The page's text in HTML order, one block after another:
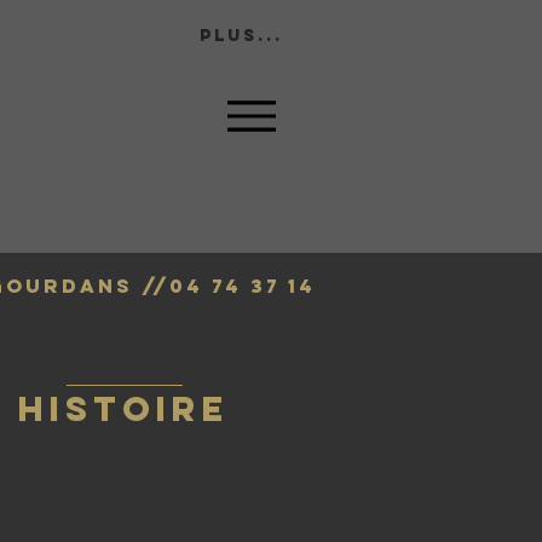
Plus...
// 04 74 37 14
HISTOIRE